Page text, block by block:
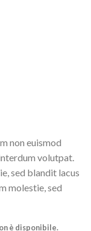
non euismod
volutpat.
sed blandit lacus
molestie, sed
è disponibile.